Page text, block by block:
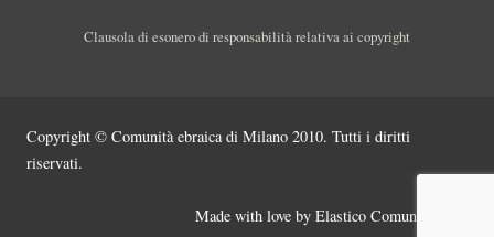
Clausola di esonero di responsabilità relativa ai copyright
Copyright © Comunità ebraica di Milano 2010. Tutti i diritti
riservati.
Made with love by Elastico Comunicazione